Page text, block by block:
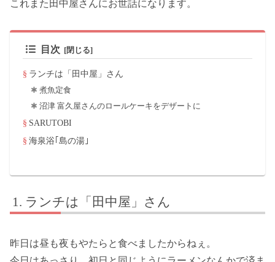
これまた田中屋さんにお世話になります。
目次
ランチは「田中屋」さん
煮魚定食
沼津 富久屋さんのロールケーキをデザートに
SARUTOBI
海泉浴｢島の湯｣
ランチは「田中屋」さん
昨日は昼も夜もやたらと食べましたからねぇ。